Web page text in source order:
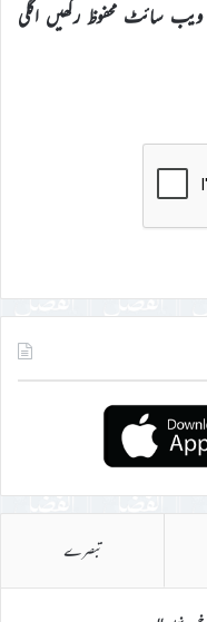
سائٹ محفوظ رکھیں اگلی
تبصرے